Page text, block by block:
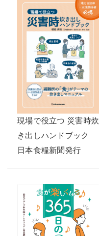
現場で役立つ 災害時炊
き出しハンドブック
日本食糧新聞発行